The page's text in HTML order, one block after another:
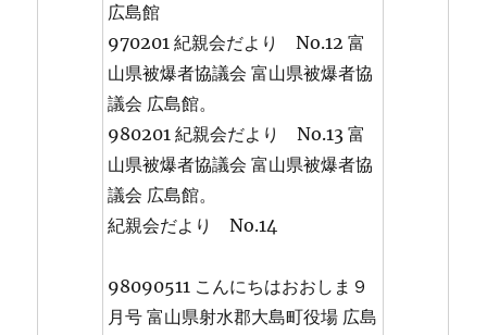
広島館
970201 紀親会だより No.12 富
山県被爆者協議会 富山県被爆者協
議会 広島館。
980201 紀親会だより No.13 富
山県被爆者協議会 富山県被爆者協
議会 広島館。
紀親会だより No.14
98090511 こんにちはおおしま９
月号 富山県射水郡大島町役場 広島